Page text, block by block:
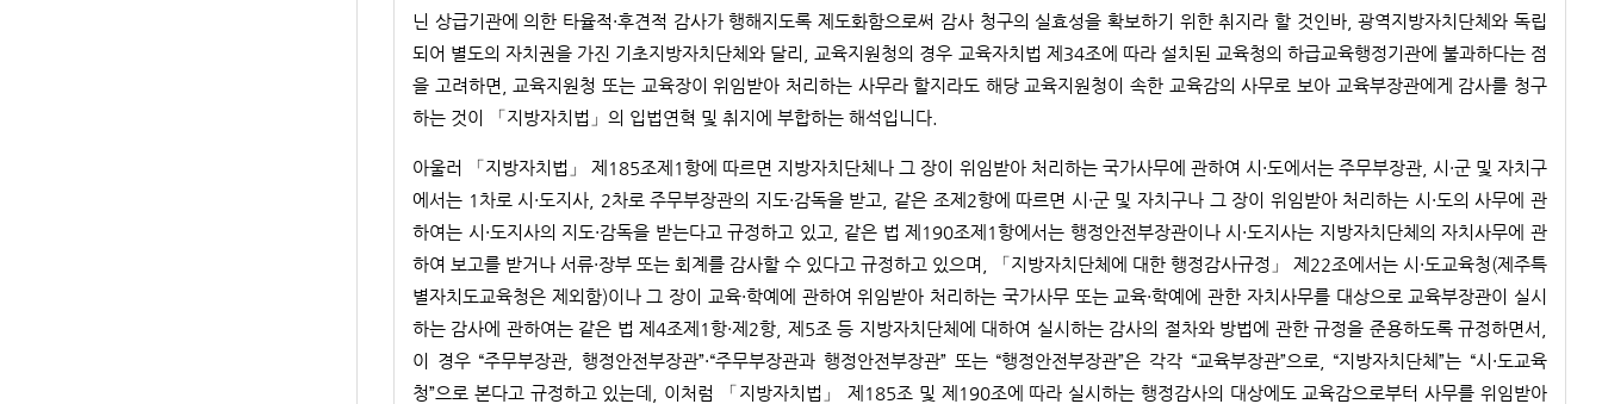
닌 상급기관에 의한 타율적·후견적 감사가 행해지도록 제도화함으로써 감사 청구의 실효성을 확보하기 위한 취지라 할 것인바, 광역지방자치단체와 독립
되어 별도의 자치권을 가진 기초지방자치단체와 달리, 교육지원청의 경우 교육자치법 제34조에 따라 설치된 교육청의 하급교육행정기관에 불과하다는 점
을 고려하면, 교육지원청 또는 교육장이 위임받아 처리하는 사무라 할지라도 해당 교육지원청이 속한 교육감의 사무로 보아 교육부장관에게 감사를 청구
하는 것이 「지방자치법」의 입법연혁 및 취지에 부합하는 해석입니다.
아울러 「지방자치법」 제185조제1항에 따르면 지방자치단체나 그 장이 위임받아 처리하는 국가사무에 관하여 시·도에서는 주무부장관, 시·군 및 자치구
에서는 1차로 시·도지사, 2차로 주무부장관의 지도·감독을 받고, 같은 조제2항에 따르면 시·군 및 자치구나 그 장이 위임받아 처리하는 시·도의 사무에 관
하여는 시·도지사의 지도·감독을 받는다고 규정하고 있고, 같은 법 제190조제1항에서는 행정안전부장관이나 시·도지사는 지방자치단체의 자치사무에 관
하여 보고를 받거나 서류·장부 또는 회계를 감사할 수 있다고 규정하고 있으며, 「지방자치단체에 대한 행정감사규정」 제22조에서는 시·도교육청(제주특
별자치도교육청은 제외함)이나 그 장이 교육·학예에 관하여 위임받아 처리하는 국가사무 또는 교육·학예에 관한 자치사무를 대상으로 교육부장관이 실시
하는 감사에 관하여는 같은 법 제4조제1항·제2항, 제5조 등 지방자치단체에 대하여 실시하는 감사의 절차와 방법에 관한 규정을 준용하도록 규정하면서,
이 경우 “주무부장관, 행정안전부장관”·“주무부장관과 행정안전부장관” 또는 “행정안전부장관”은 각각 “교육부장관”으로, “지방자치단체”는 “시·도교육
청”으로 본다고 규정하고 있는데, 이처럼 「지방자치법」 제185조 및 제190조에 따라 실시하는 행정감사의 대상에도 교육감으로부터 사무를 위임받아